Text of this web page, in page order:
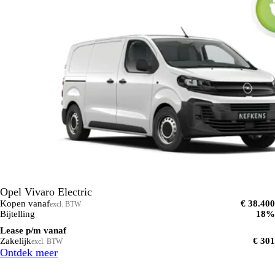
Opel Vivaro Electric
Kopen vanafexcl. BTW
€ 38.400
Bijtelling
18%
Lease p/m vanaf
Zakelijkexcl. BTW € 301
Ontdek meer